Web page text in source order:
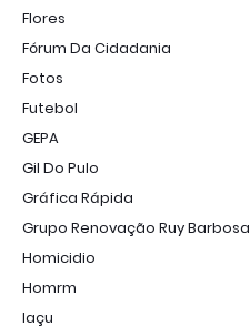
Flores
Fórum Da Cidadania
Fotos
Futebol
GEPA
Gil Do Pulo
Gráfica Rápida
Grupo Renovação Ruy Barbosa
Homicidio
Homrm
Iaçu